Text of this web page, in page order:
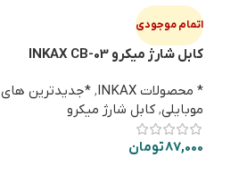
اتمام موجودی
کابل شارژ میکرو INKAX CB-03
* محصولات INKAX
, *جدیدترین های
موبایلی, کابل شارژ میکرو
87,000تومان